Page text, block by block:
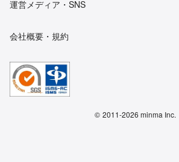
運営メディア・SNS
会社概要・規約
© 2011-2026 minma Inc.